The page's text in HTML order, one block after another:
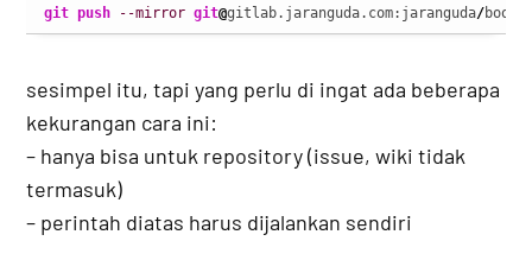
git push
--mirror git@gitlab.jaranguda.com:jaranguda/
sesimpel itu, tapi yang perlu di ingat ada beberapa
kekurangan cara ini:
– hanya bisa untuk repository (issue, wiki tidak
termasuk)
– perintah diatas harus dijalankan sendiri